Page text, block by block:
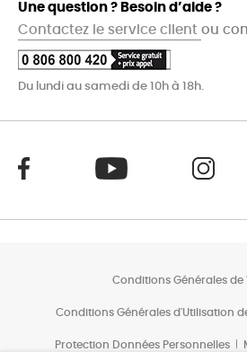
Une question ? Besoin d’aide ?
Contactez le service client ou
Du lundi au samedi de 10h à 18h.
Conditions Générales de
Conditions Générales d'Utilisation
Protection Données Personnelles